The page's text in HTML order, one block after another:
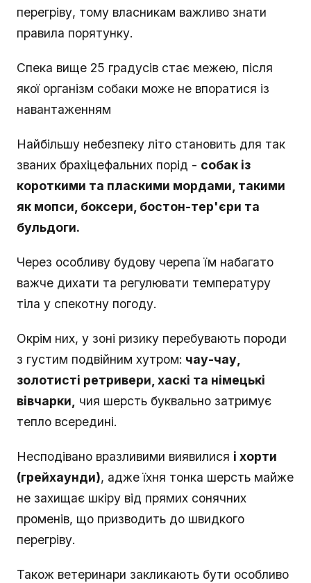
перегріву, тому власникам важливо знати
правила порятунку.
Спека вище 25 градусів стає межею, після
якої організм собаки може не впоратися із
навантаженням
Найбільшу небезпеку літо становить для так
званих брахіцефальних порід - собак із
короткими та пласкими мордами, такими
як мопси, боксери, бостон-тер'єри та
бульдоги.
Через особливу будову черепа їм набагато
важче дихати та регулювати температуру
тіла у спекотну погоду.
Окрім них, у зоні ризику перебувають породи
з густим подвійним хутром: чау-чау,
золотисті ретривери, хаскі та німецькі
вівчарки, чия шерсть буквально затримує
тепло всередині.
Несподівано вразливими виявилися і хорти
(грейхаунди), адже їхня тонка шерсть майже
не захищає шкіру від прямих сонячних
променів, що призводить до швидкого
перегріву.
Також ветеринари закликають бути особливо